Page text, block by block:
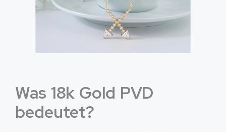
Was 18k Gold PVD
bedeutet?